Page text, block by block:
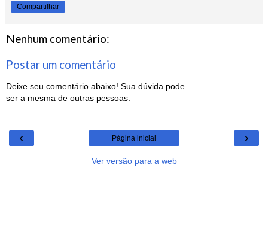
Compartilhar
Nenhum comentário:
Postar um comentário
Deixe seu comentário abaixo! Sua dúvida pode
ser a mesma de outras pessoas.
‹ ›
Página inicial
Ver versão para a web